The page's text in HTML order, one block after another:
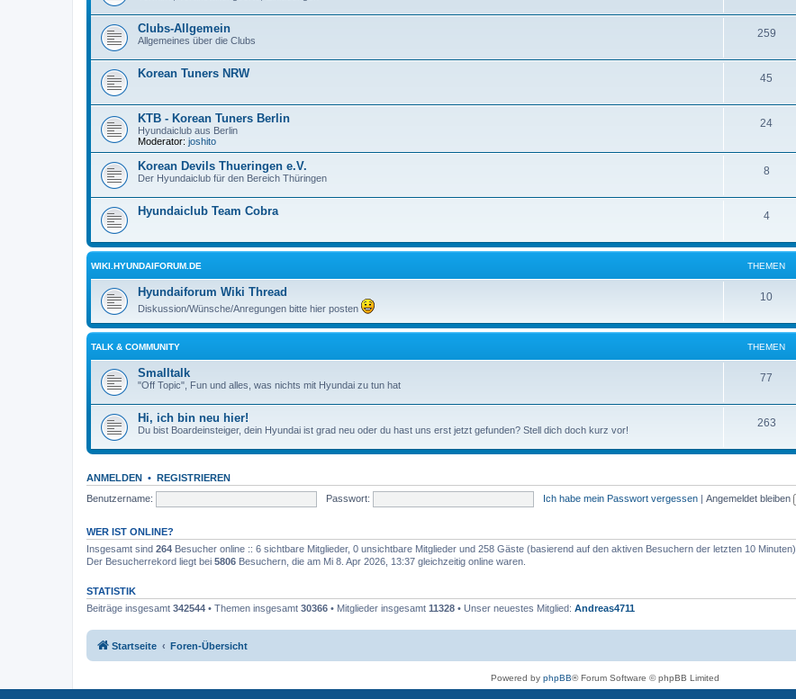
Clubs-Allgemein
Allgemeines über die Clubs
259
Korean Tuners NRW 45
KTB - Korean Tuners Berlin
Hyundaiclub aus Berlin
Moderator: joshito
24
Korean Devils Thueringen e.V.
Der Hyundaiclub für den Bereich Thüringen
8
Hyundaiclub Team Cobra 4
WIKI.HYUNDAIFORUM.DE THEMEN
Hyundaiforum Wiki Thread
Diskussion/Wünsche/Anregungen bitte hier posten
10
TALK & COMMUNITY THEMEN
Smalltalk
"Off Topic", Fun und alles, was nichts mit Hyundai zu tun hat
77
Hi, ich bin neu hier!
Du bist Boardeinsteiger, dein Hyundai ist grad neu oder du hast uns erst jetzt gefunden? Stell dich doch kurz vor!
263
ANMELDEN • REGISTRIEREN
Benutzername:
Passwort: Ich habe mein Passwort vergessen | Angemeldet bleiben
WER IST ONLINE?
Insgesamt sind 264 Besucher online :: 6 sichtbare Mitglieder, 0 unsichtbare Mitglieder und 258 Gäste (basierend auf den aktiven Besuchern der letzten 10 Minuten)
Der Besucherrekord liegt bei 5806 Besuchern, die am Mi 8. Apr 2026, 13:37 gleichzeitig online waren.
STATISTIK
Beiträge insgesamt 342544 • Themen insgesamt 30366 • Mitglieder insgesamt 11328 • Unser neuestes Mitglied: Andreas4711
Startseite Foren-Übersicht
Powered by phpBB® Forum Software © phpBB Limited